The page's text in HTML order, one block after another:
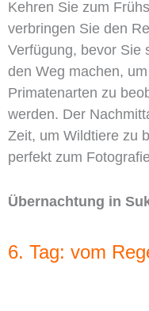
Kehren Sie zum
verbringen Sie den
Verfügung, bevor Sie
den Weg machen,
Primatenarten zu
werden. Der
Zeit, um Wildtiere zu
perfekt zum
Übernachtung in
6. Tag: vom